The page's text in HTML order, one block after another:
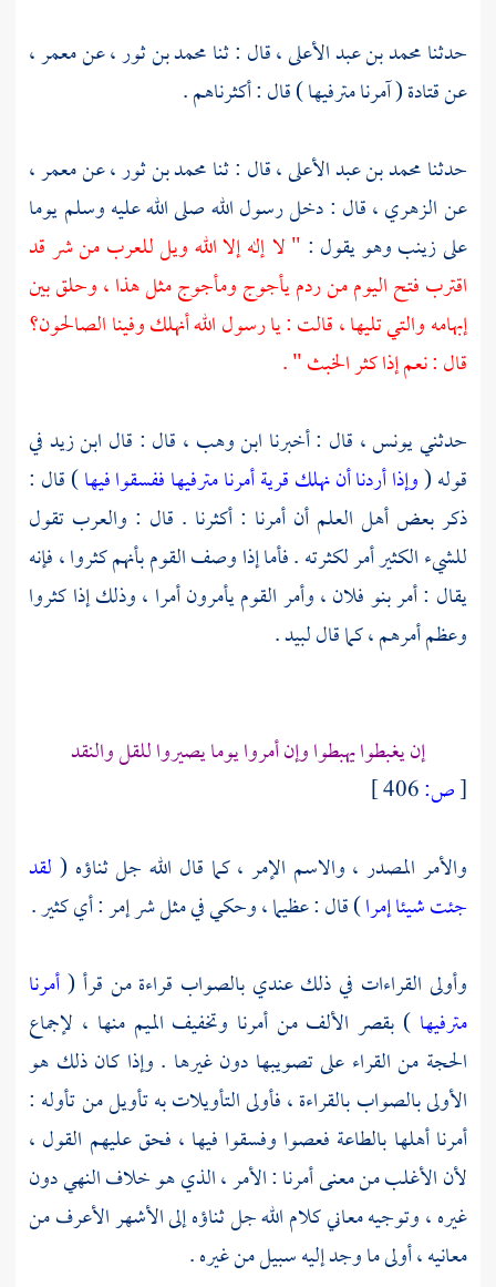
حدثنامحمد بن عبد الأعلى ،قال : ثنامحمد بن ثور ،عنمعمر ،
عنقتادة( آمرنا مترفيها ) قال : أكثرناهم .
حدثنامحمد بن عبد الأعلى ،قال : ثنامحمد بن ثور ،عنمعمر ،
عنالزهري ،قال : دخل رسول الله صلى الله عليه وسلم يوما
علىزينبوهو يقول : " لا إله إلا الله ويل للعرب من شر قد
اقترب فتح اليوم من ردميأجوج ومأجوجمثل هذا ، وحلق بين
إبهامه والتي تليها ، قالت : يا رسول الله أنهلك وفينا الصالحون؟
قال : نعم إذا كثر الخبث " .
حدثنييونس ، قال : أخبرنا ابن وهب ، قال : قال ابن زيدفي
قوله (وإذا أردنا أن نهلك قرية أمرنا مترفيها ففسقوا فيها) قال :
ذكر بعض أهل العلم أن أمرنا : أكثرنا . قال : والعرب تقول
للشيء الكثير أمر لكثرته . فأما إذا وصف القوم بأنهم كثروا ، فإنه
يقال : أمر بنو فلان ، وأمر القوم يأمرون أمرا ، وذلك إذا كثروا
وعظم أمرهم ، كما قال لبيد .
إن يغبطوا يهبطوا وإن أمروا يوما يصيروا للقل والنقد
[ص:
والأمر المصدر ، والاسم الإمر ، كما قال الله جل ثناؤه ( لقد
جئت شيئا إمرا) قال : عظيما ، وحكي في مثل شر إمر : أي كثير .
وأولى القراءات في ذلك عندي بالصواب قراءة من قرأ (أمرنا
مترفيها) بقصر الألف من أمرنا وتخفيف الميم منها ، لإجماع
الحجة من القراء على تصويبها دون غيرها . وإذا كان ذلك هو
الأولى بالصواب بالقراءة ، فأولى التأويلات به تأويل من تأوله :
أمرنا أهلها بالطاعة فعصوا وفسقوا فيها ، فحق عليهم القول ،
لأن الأغلب من معنى أمرنا : الأمر ، الذي هو خلاف النهي دون
غيره ، وتوجيه معاني كلام الله جل ثناؤه إلى الأشهر الأعرف من
معانيه ، أولى ما وجد إليه سبيل من غيره .